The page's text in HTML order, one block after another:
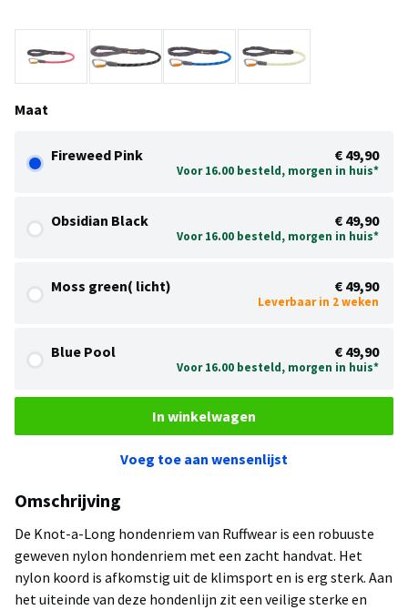
Maat
Fireweed Pink € 49,90
Voor 16.00 besteld, morgen in huis*
Obsidian Black € 49,90
Voor 16.00 besteld, morgen in huis*
Moss green( licht) € 49,90
Leverbaar in 2 weken
Blue Pool € 49,90
Voor 16.00 besteld, morgen in huis*
In winkelwagen
Voeg toe aan wensenlijst
Omschrijving
De Knot-a-Long hondenriem van Ruffwear is een robuuste
geweven nylon hondenriem met een zacht handvat. Het
nylon koord is afkomstig uit de klimsport en is erg sterk. Aan
het uiteinde van deze hondenlijn zit een veilige sterke en